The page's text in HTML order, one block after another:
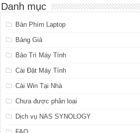
Danh mục
Bàn Phím Laptop
Bảng Giá
Bảo Trì Máy Tính
Cài Đặt Máy Tính
Cài Win Tại Nhà
Chưa được phân loại
Dịch vụ NAS SYNOLOGY